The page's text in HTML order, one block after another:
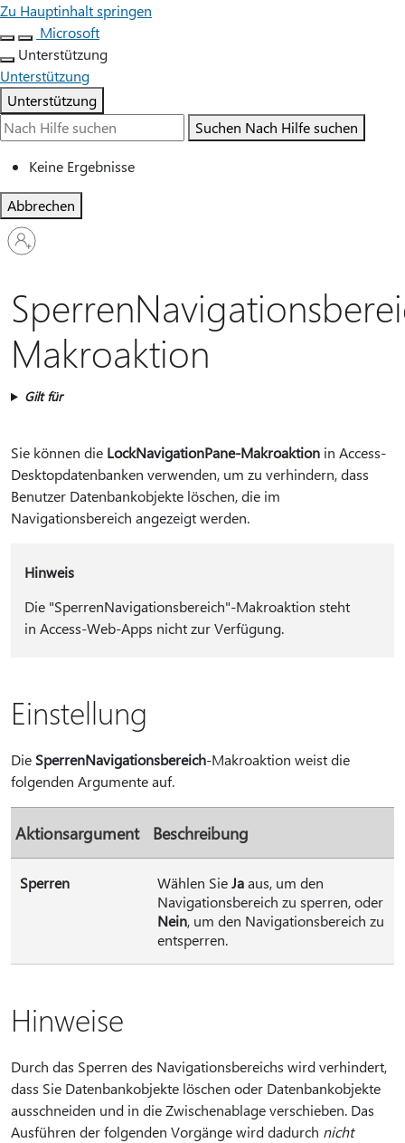
Zu Hauptinhalt springen
Microsoft
Unterstützung
Unterstützung
Unterstützung
Suchen Nach Hilfe suchen
Keine Ergebnisse
Abbrechen
Bei
Ihrem
Makroaktion
Gilt für
Sie können die LockNavigationPane-Makroaktion in Access-
Desktopdatenbanken verwenden, um zu verhindern, dass
Benutzer Datenbankobjekte löschen, die im
Navigationsbereich angezeigt werden.
Hinweis
Die "SperrenNavigationsbereich"-Makroaktion steht
in Access-Web-Apps nicht zur Verfügung.
Einstellung
Die SperrenNavigationsbereich-Makroaktion weist die
folgenden Argumente auf.
Aktionsargument Beschreibung
Sperren Wählen SieJaaus, um den
Navigationsbereich zu sperren, oder
Nein, um den Navigationsbereich zu
entsperren.
Hinweise
Durch das Sperren des Navigationsbereichs wird verhindert,
dass Sie Datenbankobjekte löschen oder Datenbankobjekte
ausschneiden und in die Zwischenablage verschieben. Das
Ausführen der folgenden Vorgänge wird dadurch nicht